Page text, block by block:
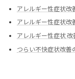
アレルギー性症状改
アレルギー性症状改
アレルギー性症状
つらい不快症状改善